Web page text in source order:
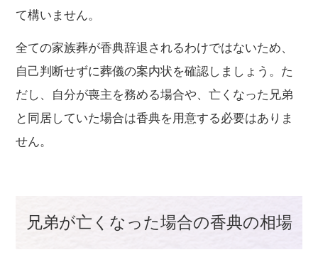
て構いません。
全ての家族葬が香典辞退されるわけではないため、
自己判断せずに葬儀の案内状を確認しましょう。た
だし、自分が喪主を務める場合や、亡くなった兄弟
と同居していた場合は香典を用意する必要はありま
せん。
兄弟が亡くなった場合の香典の相場